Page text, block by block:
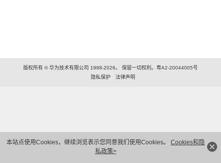
本站点使用Cookies，继续浏览表示您同意我们使用Cookies。 Cookies和隐
私政策>
版权所有 © 华为技术有限公司 1998-2026。 保留一切权利。粤A2-20044005号
隐私保护
法律声明